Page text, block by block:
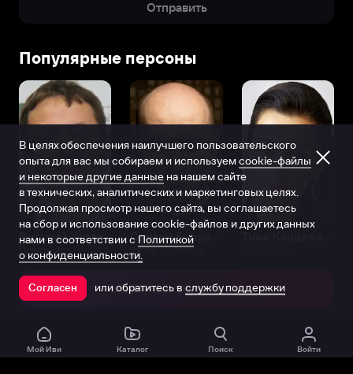
Отправить
Популярные персоны
Виталий Шляппо
Продюсер Актёр дубляжа
Открыть в приложении
Мой Иви Каталог Поиск Войти
В целях обеспечения наилучшего пользовательского
опыта для вас мы собираем и используем cookie-файлы
и некоторые другие данные на нашем сайте
в технических, аналитических и маркетинговых целях.
Продолжая просмотр нашего сайта, вы соглашаетесь
на сбор и использование cookie-файлов и других данных
нами в соответствии с Политикой
о конфиденциальности.
Согласен или обратитесь в службу поддержки